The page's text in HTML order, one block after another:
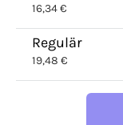
16,34 €
Regulär
19,48 €